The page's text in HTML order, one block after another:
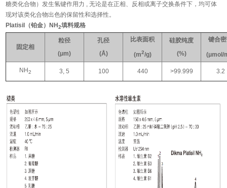
糖类化合物）发生氢键作用力 , 无论是在正相、反相或离子交换条件下，均可体
现对该类化合物出色的保留性和选择性。
Platisil（铂金）NH2填料规格
固定相
粒径
(μm)
孔径
(Å)
比表面积
(m2/g)
硅胶纯度
(%)
键合
(μmol/
NH2 3, 5 100 440 >99.999 3.2